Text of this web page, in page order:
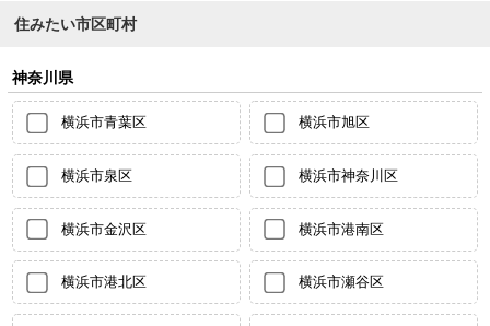
住みたい市区町村
神奈川県
横浜市青葉区 横浜市旭区
横浜市泉区 横浜市神奈川区
横浜市金沢区 横浜市港南区
横浜市港北区 横浜市瀬谷区